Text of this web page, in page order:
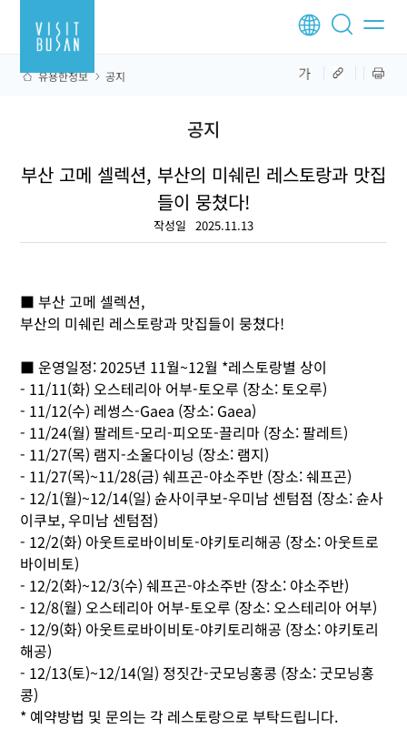
유용한정보 공지
공지
부산 고메 셀렉션, 부산의 미쉐린 레스토랑과 맛집
들이 뭉쳤다!
작성일 2025.11.13
■ 부산 고메 셀렉션,
부산의 미쉐린 레스토랑과 맛집들이 뭉쳤다!
■ 운영일정: 2025년 11월~12월 *레스토랑별 상이
- 11/11(화) 오스테리아 어부-토오루 (장소: 토오루)
- 11/12(수) 레썽스-Gaea (장소: Gaea)
- 11/24(월) 팔레트-모리-피오또-끌리마 (장소: 팔레트)
- 11/27(목) 램지-소울다이닝 (장소: 램지)
- 11/27(목)~11/28(금) 쉐프곤-야소주반 (장소: 쉐프곤)
- 12/1(월)~12/14(일) 슌사이쿠보-우미남 센텀점 (장소: 슌사
이쿠보, 우미남 센텀점)
- 12/2(화) 아웃트로바이비토-야키토리해공 (장소: 아웃트로
바이비토)
- 12/2(화)~12/3(수) 쉐프곤-야소주반 (장소: 야소주반)
- 12/8(월) 오스테리아 어부-토오루 (장소: 오스테리아 어부)
- 12/9(화) 아웃트로바이비토-야키토리해공 (장소: 야키토리
해공)
- 12/13(토)~12/14(일) 정짓간-굿모닝홍콩 (장소: 굿모닝홍
콩)
* 예약방법 및 문의는 각 레스토랑으로 부탁드립니다.